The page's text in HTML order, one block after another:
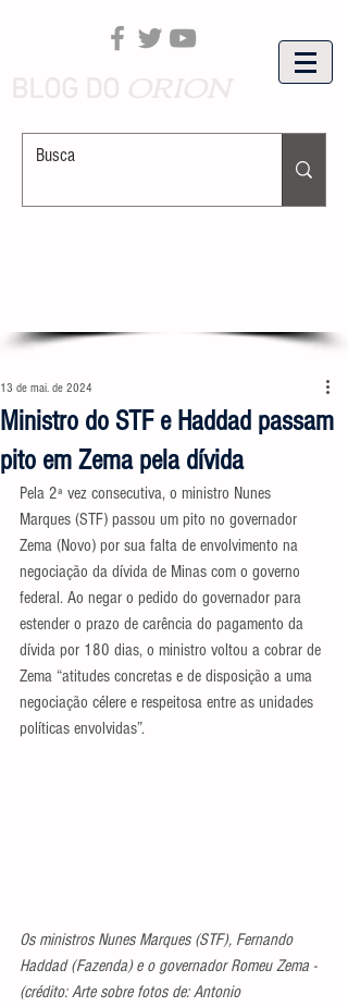
Ministro do STF e Haddad passam
pito em Zema pela dívida
13 de mai. de 2024
Pela 2ª vez consecutiva, o ministro Nunes
Marques (STF) passou um pito no governador
Zema (Novo) por sua falta de envolvimento na
negociação da dívida de Minas com o governo
federal. Ao negar o pedido do governador para
estender o prazo de carência do pagamento da
dívida por 180 dias, o ministro voltou a cobrar de
Zema “atitudes concretas e de disposição a uma
negociação célere e respeitosa entre as unidades
políticas envolvidas”.
Os ministros Nunes Marques (STF), Fernando
Haddad (Fazenda) e o governador Romeu Zema -
(crédito: Arte sobre fotos de: Antonio